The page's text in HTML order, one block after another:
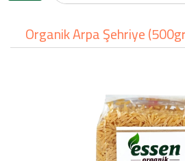
Organik Arpa Şehriye